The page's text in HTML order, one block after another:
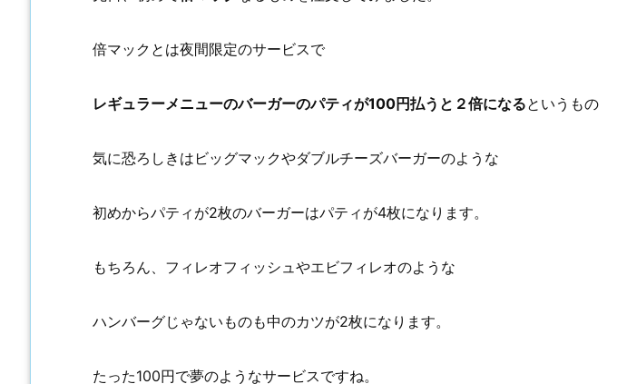
倍マックとは夜間限定のサービスで
レギュラーメニューのバーガーのパティが100円払うと２倍になるというもの
気に恐ろしきはビッグマックやダブルチーズバーガーのような
初めからパティが2枚のバーガーはパティが4枚になります。
もちろん、フィレオフィッシュやエビフィレオのような
ハンバーグじゃないものも中のカツが2枚になります。
たった100円で夢のようなサービスですね。